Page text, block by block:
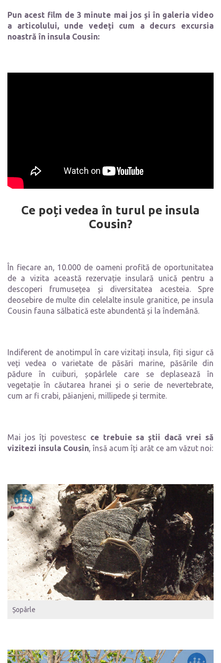
Pun acest film de 3 minute mai jos și în galeria video
a articolului, unde vedeți cum a decurs excursia
noastră în insula Cousin:
Ce poți vedea în turul pe insula
Cousin?
În fiecare an, 10.000 de oameni profită de oportunitatea
de a vizita această rezervație insulară unică pentru a
descoperi frumusețea și diversitatea acesteia. Spre
deosebire de multe din celelalte insule granitice, pe insula
Cousin fauna sălbatică este abundentă și la îndemână.
Indiferent de anotimpul în care vizitați insula, fiți sigur că
veți vedea o varietate de păsări marine, păsările din
pădure în cuiburi, șopârlele care se deplasează în
vegetație în căutarea hranei și o serie de nevertebrate,
cum ar fi crabi, păianjeni, millipede și termite.
Mai jos îți povestesc ce trebuie sa știi dacă vrei să
vizitezi insula Cousin, însă acum îți arăt ce am văzut noi:
Șopârle